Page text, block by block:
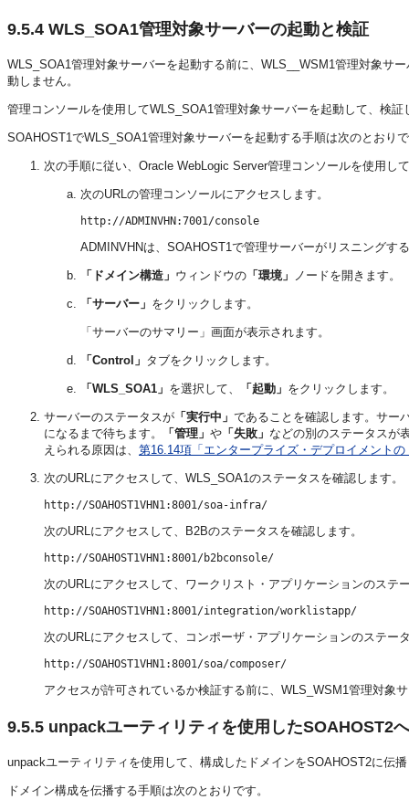
9.5.4 WLS_SOA1管理対象サーバーの起動と検証
WLS_SOA1管理対象サーバーを起動する前に、WLS__WSM1管理対象サ
動しません。
管理コンソールを使用してWLS_SOA1管理対象サーバーを起動して、検証
SOAHOST1でWLS_SOA1管理対象サーバーを起動する手順は次のとおり
次の手順に従い、Oracle WebLogic Server管理コンソールを使用し
次のURLの管理コンソールにアクセスします。
ADMINVHNは、SOAHOST1で管理サーバーがリスニングす
「ドメイン構造」 ウィンドウの 「環境」 ノードを開きます。
「サーバー」 をクリックします。
「サーバーのサマリー」画面が表示されます。
「Control」 タブをクリックします。
「WLS_SOA1」 を選択して、 「起動」 をクリックします。
サーバーのステータスが 「実行中」 であることを確認します。サー
になるまで待ちます。
「管理」 や 「失敗」 などの別のステータスが
えられる原因は、 第16.14項「エンタープライズ・デプロイメント
次のURLにアクセスして、WLS_SOA1のステータスを確認します。
次のURLにアクセスして、B2Bのステータスを確認します。
次のURLにアクセスして、ワークリスト・アプリケーションのステ
次のURLにアクセスして、コンポーザ・アプリケーションのステー
アクセスが許可されているか検証する前に、WLS_WSM1管理対象
9.5.5 unpackユーティリティを使用したSOAHOST2
unpackユーティリティを使用して、構成したドメインをSOAHOST2に伝
ドメイン構成を伝播する手順は次のとおりです。